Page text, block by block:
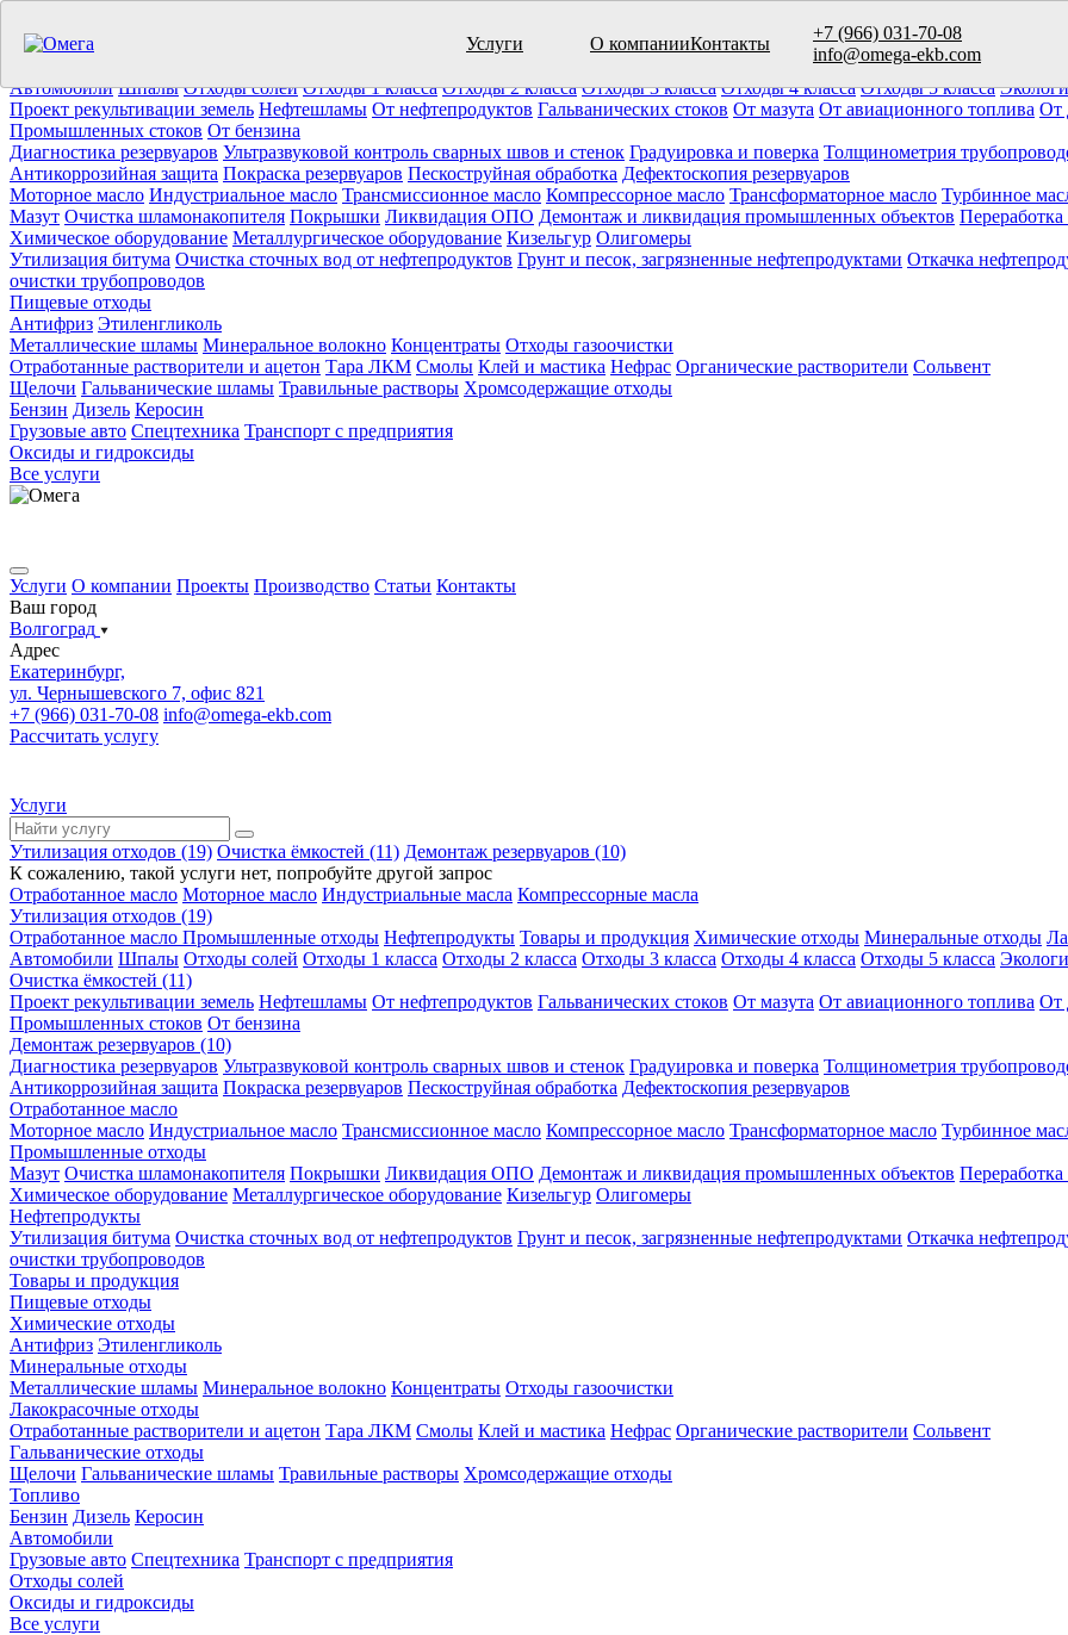
Услуги О компанииКонтакты
+7 (966) 031-70-08
info@omega-ekb.com
Утилизация отходов (19)
Демонтаж резервуаров (10)
Химические отходы Минеральные отходы
Автомобили Шпалы Отходы солей Отходы 1 класса Отходы 2 класса Отходы 3 класса Отходы 4 класса Отходы 5 класса
Проект рекультивации земель Нефтешламы От нефтепродуктов Гальванических стоков От мазута От авиационного топлива От
Промышленных стоков От бензина
Диагностика резервуаров Ультразвуковой контроль сварных швов и стенок Градуировка и поверка Толщинометрия
Антикоррозийная защита Покраска резервуаров Пескоструйная обработка Дефектоскопия резервуаров
Моторное масло Индустриальное масло Трансмиссионное масло Компрессорное масло Трансформаторное масло Турбинное
Мазут Очистка шламонакопителя Покрышки Ликвидация ОПО Демонтаж и ликвидация промышленных объектов
Химическое оборудование Металлургическое оборудование Кизельгур Олигомеры
Утилизация битума Очистка сточных вод от нефтепродуктов Грунт и песок, загрязненные нефтепродуктами Откачка
очистки трубопроводов
Пищевые отходы
Антифриз Этиленгликоль
Металлические шламы Минеральное волокно Концентраты Отходы газоочистки
Отработанные растворители и ацетон Тара ЛКМ Смолы Клей и мастика Нефрас Органические растворители Сольвент
Щелочи Гальванические шламы Травильные растворы Хромсодержащие отходы
Бензин Дизель Керосин
Грузовые авто Спецтехника Транспорт с предприятия
Оксиды и гидроксиды
Все услуги
Услуги О компании Проекты Производство Статьи Контакты
Ваш город
Волгоград
Адрес
Екатеринбург,
ул. Чернышевского 7, офис 821
+7 (966) 031-70-08 info@omega-ekb.com
Рассчитать услугу
Услуги
Утилизация отходов (19) Очистка ёмкостей (11) Демонтаж резервуаров (10)
К сожалению, такой услуги нет, попробуйте другой запрос
Отработанное масло Моторное масло Индустриальные масла Компрессорные масла
Утилизация отходов (19)
Отработанное масло Промышленные отходы Нефтепродукты Товары и продукция Химические отходы Минеральные отходы
Автомобили Шпалы Отходы солей Отходы 1 класса Отходы 2 класса Отходы 3 класса Отходы 4 класса Отходы 5 класса
Очистка ёмкостей (11)
Проект рекультивации земель Нефтешламы От нефтепродуктов Гальванических стоков От мазута От авиационного топлива От
Промышленных стоков От бензина
Демонтаж резервуаров (10)
Диагностика резервуаров Ультразвуковой контроль сварных швов и стенок Градуировка и поверка Толщинометрия
Антикоррозийная защита Покраска резервуаров Пескоструйная обработка Дефектоскопия резервуаров
Отработанное масло
Моторное масло Индустриальное масло Трансмиссионное масло Компрессорное масло Трансформаторное масло Турбинное
Промышленные отходы
Мазут Очистка шламонакопителя Покрышки Ликвидация ОПО Демонтаж и ликвидация промышленных объектов
Химическое оборудование Металлургическое оборудование Кизельгур Олигомеры
Нефтепродукты
Утилизация битума Очистка сточных вод от нефтепродуктов Грунт и песок, загрязненные нефтепродуктами Откачка
очистки трубопроводов
Товары и продукция
Пищевые отходы
Химические отходы
Антифриз Этиленгликоль
Минеральные отходы
Металлические шламы Минеральное волокно Концентраты Отходы газоочистки
Лакокрасочные отходы
Отработанные растворители и ацетон Тара ЛКМ Смолы Клей и мастика Нефрас Органические растворители Сольвент
Гальванические отходы
Щелочи Гальванические шламы Травильные растворы Хромсодержащие отходы
Топливо
Бензин Дизель Керосин
Автомобили
Грузовые авто Спецтехника Транспорт с предприятия
Отходы солей
Оксиды и гидроксиды
Все услуги